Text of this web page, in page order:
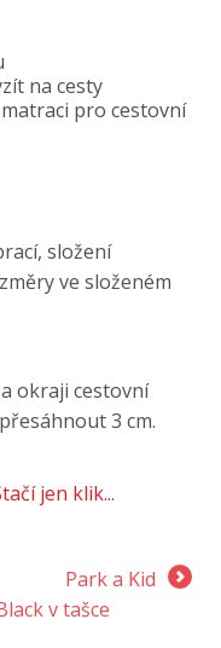
na cesty
pro cestovní
složení
ve složeném
okraji cestovní
3 cm.
jen klik...
Park a Kid
v tašce